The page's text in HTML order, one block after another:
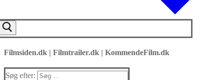
Filmsiden.dk | Filmtrailer.dk | KommendeFilm.dk
Søg efter: